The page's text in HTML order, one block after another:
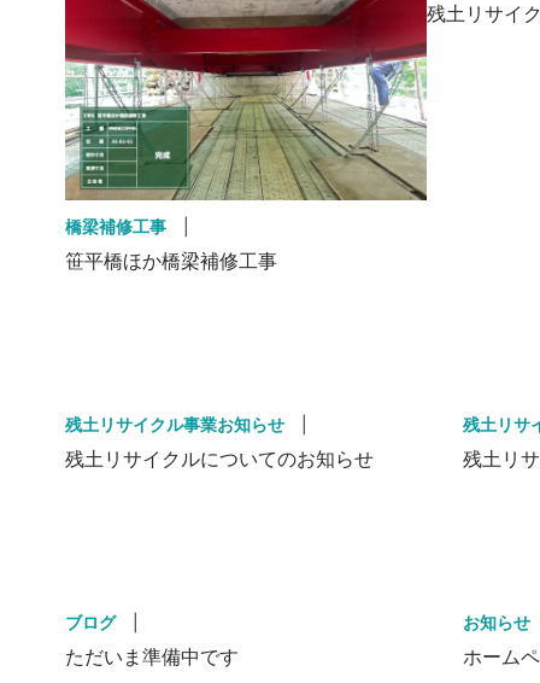
橋梁補修工事
笹平橋ほか橋梁補修工事
残土リサイ
残土リサイクル事業お知らせ
残土リサイクルについてのお知らせ
残土リサ
残土リ
ブログ|
ただいま準備中です
お知らせ
ホーム